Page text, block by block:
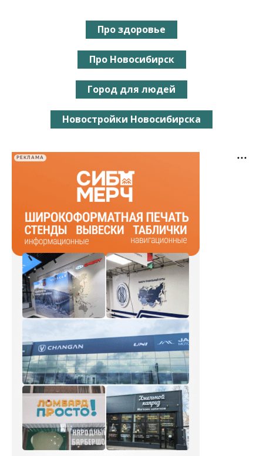
Про здоровье
Про Новосибирск
Город для людей
Новостройки Новосибирска
РЕКЛАМА